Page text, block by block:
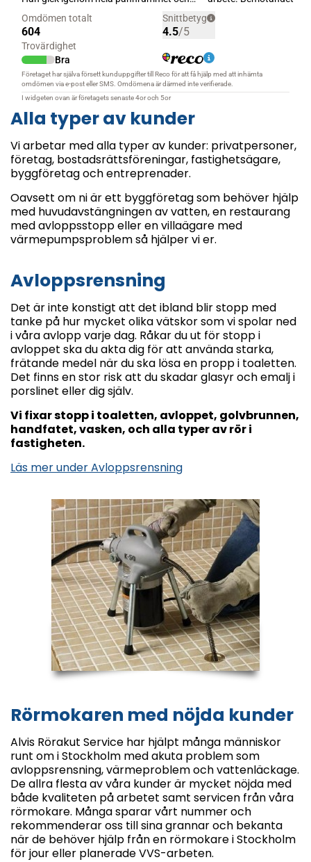
Alla typer av kunder
Vi arbetar med alla typer av kunder: privatpersoner,
företag, bostadsrättsföreningar, fastighetsägare,
byggföretag och entreprenader.
Oavsett om ni är ett byggföretag som behöver hjälp
med huvudavstängningen av vatten, en restaurang
med avloppsstopp eller en villaägare med
värmepumpsproblem så hjälper vi er.
Avloppsrensning
Det är inte konstigt att det ibland blir stopp med
tanke på hur mycket olika vätskor som vi spolar ned
i våra avlopp varje dag. Råkar du ut för stopp i
avloppet ska du akta dig för att använda starka,
frätande medel när du ska lösa en propp i toaletten.
Det finns en stor risk att du skadar glasyr och emalj i
porslinet eller dig själv.
Vi fixar stopp i toaletten, avloppet, golvbrunnen,
handfatet, vasken, och alla typer av rör i
fastigheten.
Läs mer under Avloppsrensning
Rörmokaren med nöjda kunder
Alvis Rörakut Service har hjälpt många människor
runt om i Stockholm med akuta problem som
avloppsrensning, värmeproblem och vattenläckage.
De allra flesta av våra kunder är mycket nöjda med
både kvaliteten på arbetet samt servicen från våra
rörmokare. Många sparar vårt nummer och
rekommenderar oss till sina grannar och bekanta
när de behöver hjälp från en rörmokare i Stockholm
för jour eller planerade VVS-arbeten.